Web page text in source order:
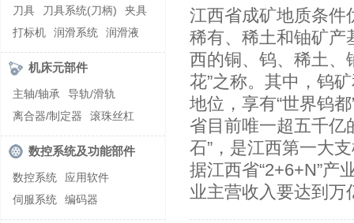
滚齿机\铣齿机
刨床
带锯床
车削加工中心
立式加工中心
卧式加工中心
龙门加工中心
激光快速成型
组合机床
螺纹加工机床
刀具 刀具系统(刀柄)
夹具
打标机
润滑系统
润滑液
切削液
刃磨机
机床元部件
主轴/轴承
导轨/滑轨
离合器/制定器
滚珠丝杠
齿轮/减速器
数控系统及功能部件
数控系统
应用软件
伺服系统
编码器
江西省成矿地质条件
稀有、稀土和铀矿产
西的铜、钨、稀土、
花”之称。其中，钨
地位，享有“世界钨
省目前唯一超五千亿
石”，是江西第一大
据江西省“2+6+N”产
业主营收入要达到万